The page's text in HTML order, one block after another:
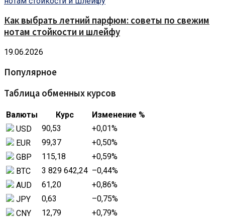
Как выбрать летний парфюм: советы по свежим
нотам стойкости и шлейфу
19.06.2026
Популярное
Таблица обменных курсов
Валюты Курс
Изменение %
USD
90,53 +0,01%
EUR
99,37 +0,50%
GBP
115,18 +0,59%
BTC
3 829 642,24 –0,44%
AUD
61,20 +0,86%
JPY
0,63 –0,75%
CNY
12,79 +0,79%